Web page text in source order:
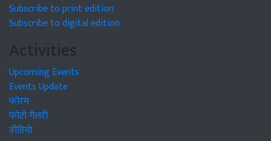
Subscribe to print edition
Subscribe to digital edition
Activities
Upcoming Events
Events Update
फोरम
फोटो गैलरी
वीडियो